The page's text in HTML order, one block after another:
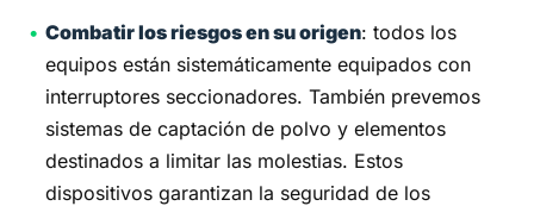
Combatir los riesgos en su origen: todos los
equipos están sistemáticamente equipados con
interruptores seccionadores. También prevemos
sistemas de captación de polvo y elementos
destinados a limitar las molestias. Estos
dispositivos garantizan la seguridad de los